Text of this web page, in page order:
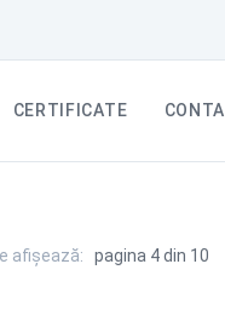
CERTIFICATE
afișează: pagina 4 din 10